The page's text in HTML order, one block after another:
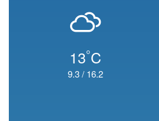
13°C
9.3/ 16.2